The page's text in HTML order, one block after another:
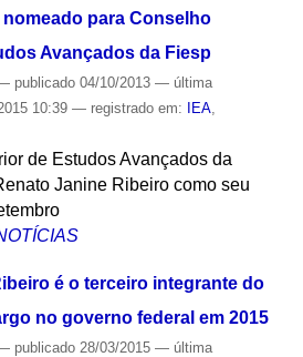
nomeado para Conselho
Avançados da Fiesp
publicado04/10/2013 — última
10:39 — registrado em: IEA,
de Estudos Avançados da
Janine Ribeiro como seu
é o terceiro integrante do
no governo federal em 2015
publicado28/03/2015 — última